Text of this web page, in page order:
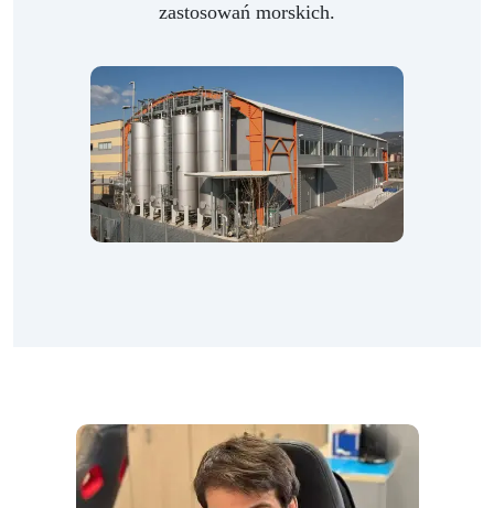
zastosowań morskich.